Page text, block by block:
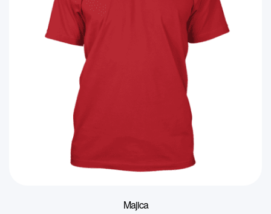
Majica